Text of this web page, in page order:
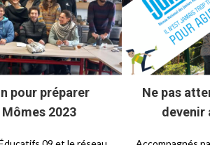
pour préparer
2023
Ne pas
devenir